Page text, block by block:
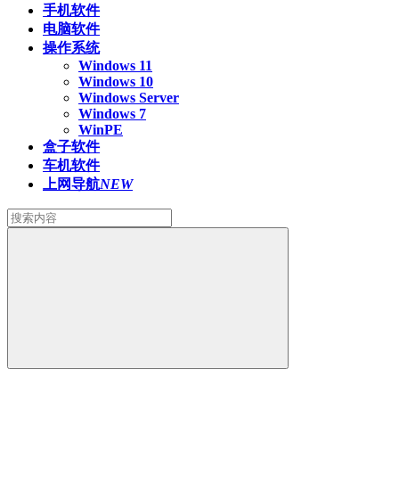
手机软件
电脑软件
操作系统
Windows 11
Windows 10
Windows Server
Windows 7
WinPE
盒子软件
车机软件
上网导航NEW